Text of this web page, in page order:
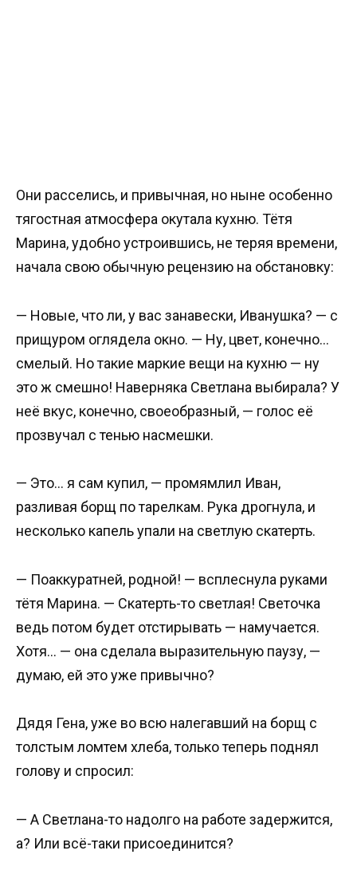
Они расселись, и привычная, но ныне особенно
тягостная атмосфера окутала кухню. Тётя
Марина, удобно устроившись, не теряя времени,
начала свою обычную рецензию на обстановку:
— Новые, что ли, у вас занавески, Иванушка? — с
прищуром оглядела окно. — Ну, цвет, конечно…
смелый. Но такие маркие вещи на кухню — ну
это ж смешно! Наверняка Светлана выбирала? У
неё вкус, конечно, своеобразный, — голос её
прозвучал с тенью насмешки.
— Это… я сам купил, — промямлил Иван,
разливая борщ по тарелкам. Рука дрогнула, и
несколько капель упали на светлую скатерть.
— Поаккуратней, родной! — всплеснула руками
тётя Марина. — Скатерть-то светлая! Светочка
ведь потом будет отстирывать — намучается.
Хотя… — она сделала выразительную паузу, —
думаю, ей это уже привычно?
Дядя Гена, уже во всю налегавший на борщ с
толстым ломтем хлеба, только теперь поднял
голову и спросил:
— А Светлана-то надолго на работе задержится,
а? Или всё-таки присоединится?